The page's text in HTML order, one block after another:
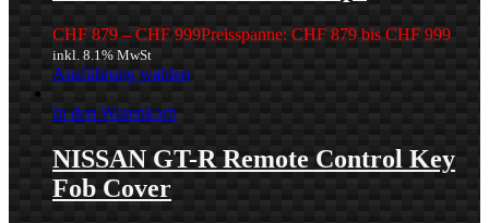
CHF 879 – CHF 999Preisspanne: CHF 879 bis CHF 999
inkl. 8.1% MwSt
Ausführung wählen
In den Warenkorb
NISSAN GT-R Remote Control Key
Fob Cover